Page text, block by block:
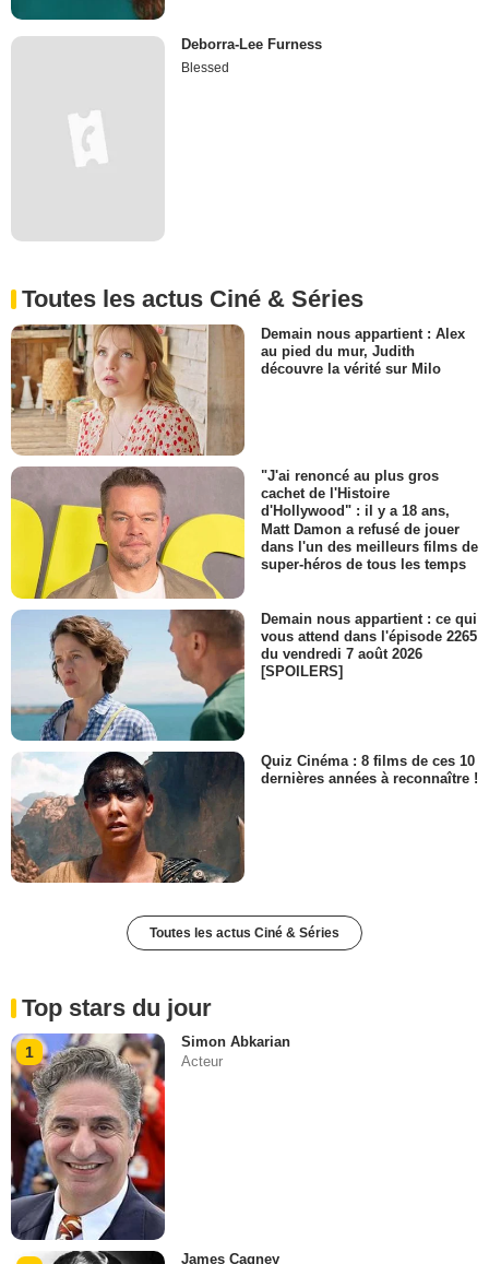
Deborra-Lee Furness
Blessed
Toutes les actus Ciné & Séries
Demain nous appartient : Alex
au pied du mur, Judith
découvre la vérité sur Milo
"J'ai renoncé au plus gros
cachet de l'Histoire
d'Hollywood" : il y a 18 ans,
Matt Damon a refusé de jouer
dans l'un des meilleurs films de
super-héros de tous les temps
Demain nous appartient : ce qui
vous attend dans l'épisode 2265
du vendredi 7 août 2026
[SPOILERS]
Quiz Cinéma : 8 films de ces 10
dernières années à reconnaître !
Toutes les actus Ciné & Séries
Top stars du jour
1
Simon Abkarian
Acteur
James Cagney